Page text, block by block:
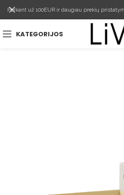
KATEGORIJOS
Perkant už 100EUR ir daugiau prekių